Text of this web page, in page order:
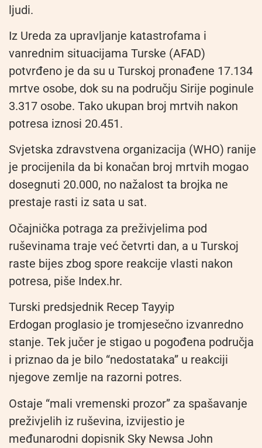
ljudi.
Iz Ureda za upravljanje katastrofama i
vanrednim situacijama Turske (AFAD)
potvrđeno je da su u Turskoj pronađene 17.134
mrtve osobe, dok su na području Sirije poginule
3.317 osobe. Tako ukupan broj mrtvih nakon
potresa iznosi 20.451.
Svjetska zdravstvena organizacija (WHO) ranije
je procijenila da bi konačan broj mrtvih mogao
dosegnuti 20.000, no nažalost ta brojka ne
prestaje rasti iz sata u sat.
Očajnička potraga za preživjelima pod
ruševinama traje već četvrti dan, a u Turskoj
raste bijes zbog spore reakcije vlasti nakon
potresa, piše Index.hr.
Turski predsjednik Recep Tayyip
Erdogan proglasio je tromjesečno izvanredno
stanje. Tek jučer je stigao u pogođena područja
i priznao da je bilo “nedostataka” u reakciji
njegove zemlje na razorni potres.
Ostaje “mali vremenski prozor” za spašavanje
preživjelih iz ruševina, izvijestio je
međunarodni dopisnik Sky Newsa John